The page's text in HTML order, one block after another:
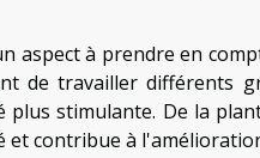
aspect à prendre en
de travailler différents
stimulante. De la
et contribue à